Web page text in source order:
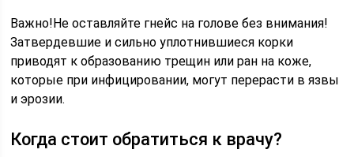
Важно!Не оставляйте гнейс на голове без внимания!
Затвердевшие и сильно уплотнившиеся корки
приводят к образованию трещин или ран на коже,
которые при инфицировании, могут перерасти в язвы
и эрозии.
Когда стоит обратиться к врачу?